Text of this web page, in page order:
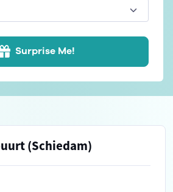
Surprise Me!
(Schiedam)